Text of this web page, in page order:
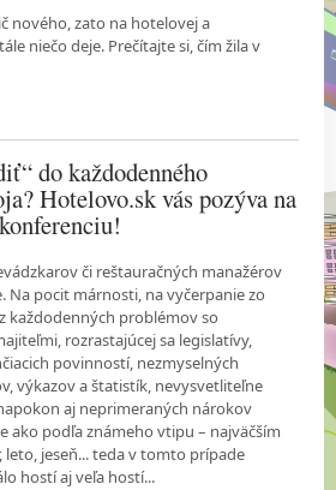
nového, zato na hotelovej a
niečo deje. Prečítajte si, čím žila v
do každodenného
Hotelovo.sk vás pozýva na
či reštauračných manažérov
Na pocit márnosti, na vyčerpanie zo
každodenných problémov so
rozrastajúcej sa legislatívy,
povinností, nezmyselných
výkazov a štatistík, nevysvetliteľne
aj neprimeraných nárokov
ako podľa známeho vtipu – najväčším
leto, jeseň... teda v tomto prípade
hostí aj veľa hostí...